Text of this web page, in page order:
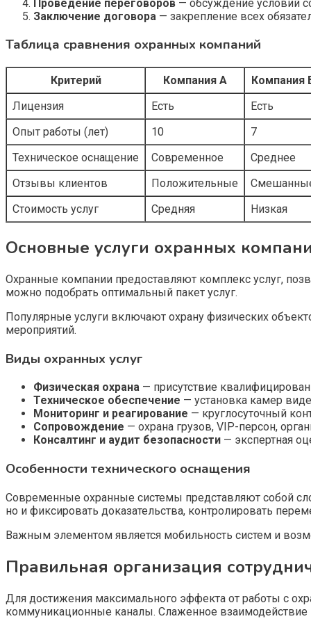
Проведение переговоров — обсуждение условий
Заключение договора — закрепление всех
Таблица сравнения охранных компаний
Критерий Компания А
Компания
Лицензия
Есть
Есть
Опыт работы (лет)
10
7
Техническое оснащение
Современное
Среднее
Отзывы клиентов
Положительные
Стоимость услуг
Средняя Низкая
Основные услуги охранных
Охранные компании предоставляют комплекс услуг,
можно подобрать оптимальный пакет услуг.
Популярные услуги включают охрану физических
мероприятий.
Виды охранных услуг
Физическая охрана — присутствие
Техническое обеспечение — установка камер
Мониторинг и реагирование — круглосуточный
Сопровождение — охрана грузов, VIP-персон,
Консалтинг и аудит безопасности — экспертная
Особенности технического оснащения
Современные охранные системы представляют собой
но и фиксировать доказательства, контролировать
Важным элементом является мобильность систем и
Правильная организация
Для достижения максимального эффекта от работы с
коммуникационные каналы. Слаженное взаимодействие